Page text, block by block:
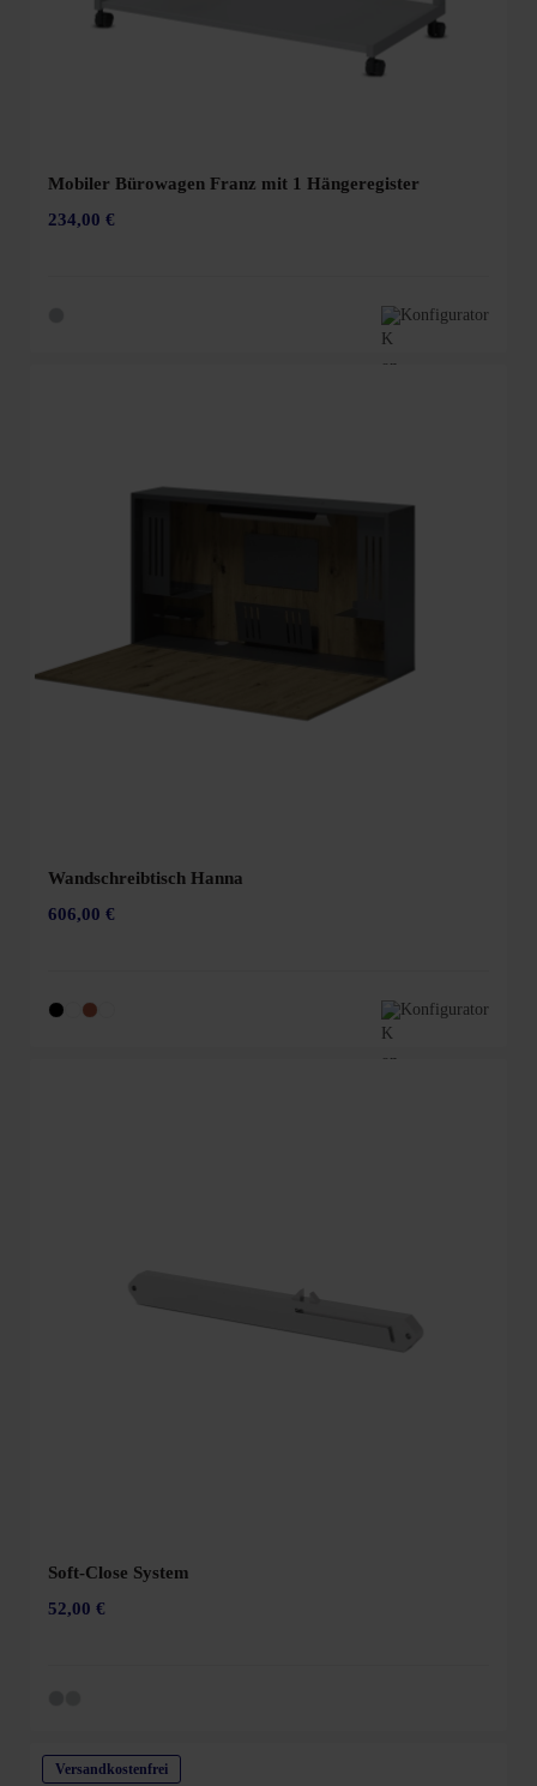
Mobiler Bürowagen Franz mit 1 Hängeregister
234,00 €
Konfigurator
Wandschreibtisch Hanna
606,00 €
Konfigurator
Soft-Close System
52,00 €
Versandkostenfrei